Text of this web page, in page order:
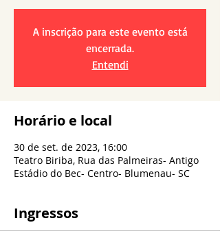
A inscrição para este evento está
encerrada.
Entendi
Horário e local
30 de set. de 2023, 16:00
Teatro Biriba, Rua das Palmeiras- Antigo
Estádio do Bec- Centro- Blumenau- SC
Ingressos